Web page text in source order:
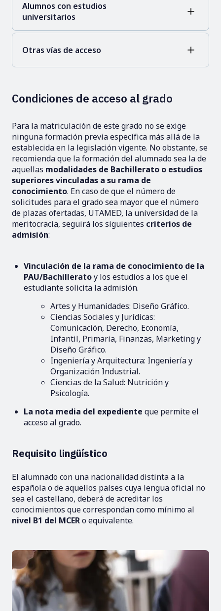
Alumnos con estudios
universitarios
Otras vías de acceso
Condiciones de acceso al grado
Para la matriculación de este grado no se exige
ninguna formación previa específica más allá de la
establecida en la legislación vigente. No obstante, se
recomienda que la formación del alumnado sea la de
aquellas modalidades de Bachillerato o estudios
superiores vinculadas a su rama de
conocimiento. En caso de que el número de
solicitudes para el grado sea mayor que el número
de plazas ofertadas, UTAMED, la universidad de la
meritocracia, seguirá los siguientes criterios de
admisión:
Vinculación de la rama de conocimiento de la
PAU/Bachilleratoy los estudios a los que el
estudiante solicita la admisión.
Artes y Humanidades: Diseño Gráfico.
Ciencias Sociales y Jurídicas:
Comunicación, Derecho, Economía,
Infantil, Primaria, Finanzas, Marketing y
Diseño Gráfico.
Ingeniería y Arquitectura: Ingeniería y
Organización Industrial.
Ciencias de la Salud: Nutrición y
Psicología.
La nota media del expediente que permite el
acceso al grado.
Requisito lingüístico
El alumnado con una nacionalidad distinta a la
española o de aquellos países cuya lengua oficial no
sea el castellano, deberá de acreditar los
conocimientos que correspondan como mínimo al
nivel B1 del MCERo equivalente.